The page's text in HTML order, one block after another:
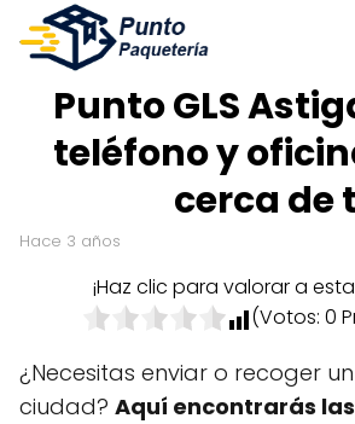
Punto GLS
teléfono y
cerca de
hace 3 años
¡Haz clic para valorar a
(Votos: 0
¿Necesitas enviar o recoger
ciudad? Aquí encontrarás las